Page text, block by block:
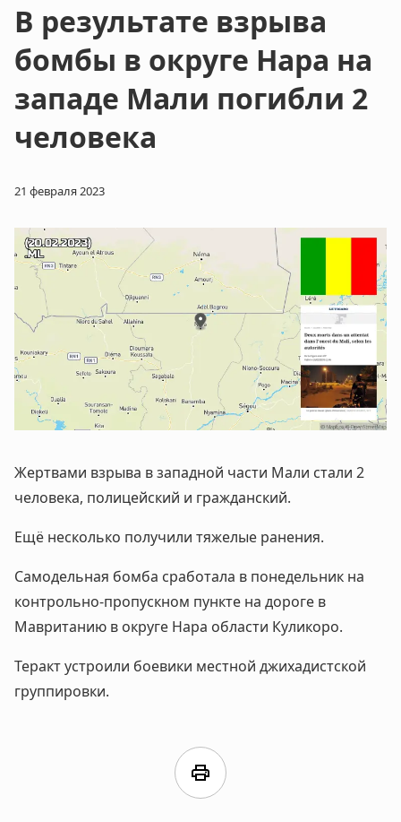
В результате взрыва
бомбы в округе Нара на
западе Мали погибли 2
человека
21 февраля 2023
Жертвами взрыва в западной части Мали стали 2
человека, полицейский и гражданский.
Ещё несколько получили тяжелые ранения.
Самодельная бомба сработала в понедельник на
контрольно-пропускном пункте на дороге в
Мавританию в округе Нара области Куликоро.
Теракт устроили боевики местной джихадистской
группировки.
print